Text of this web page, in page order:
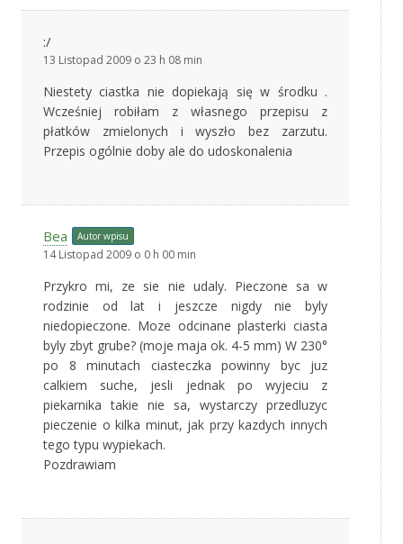
:/
13 Listopad 2009 o 23 h 08 min
Niestety ciastka nie dopiekają się w środku .
Wcześniej robiłam z własnego przepisu z
płatków zmielonych i wyszło bez zarzutu.
Przepis ogólnie doby ale do udoskonalenia
Bea Autor wpisu
14 Listopad 2009 o 0 h 00 min
Przykro mi, ze sie nie udaly. Pieczone sa w
rodzinie od lat i jeszcze nigdy nie byly
niedopieczone. Moze odcinane plasterki ciasta
byly zbyt grube? (moje maja ok. 4-5 mm) W 230°
po 8 minutach ciasteczka powinny byc juz
calkiem suche, jesli jednak po wyjeciu z
piekarnika takie nie sa, wystarczy przedluzyc
pieczenie o kilka minut, jak przy kazdych innych
tego typu wypiekach.
Pozdrawiam